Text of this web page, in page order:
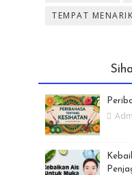
TEMPAT MENARIK